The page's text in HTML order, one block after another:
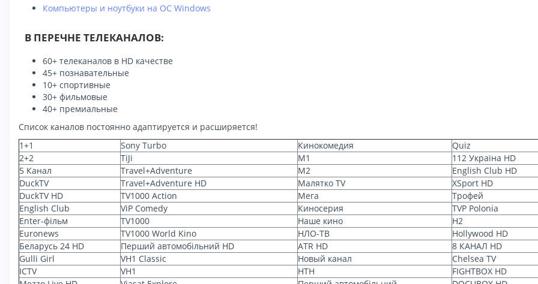
Компьютеры и ноутбуки на ОС Windows
В ПЕРЕЧНЕ ТЕЛЕКАНАЛОВ:
60+ телеканалов в HD качестве
45+ познавательные
10+ спортивные
30+ фильмовые
40+ премиальные
Список каналов постоянно адаптируется и расширяется!
1+1
Sony Turbo Кинокомедия Quiz
2+2
TiJi М1 112 Україна HD
5 Канал
Travel+Adventure М2 English Club HD
DuckTV
Travel+Adventure HD Малятко TV XSport HD
DuckTV HD
TV1000 Action Мега Трофей
English Club
ViP Comedy Киносерия TVP Polonia
Enter-фiльм
TV1000 Наше кино H2
Euronews
TV1000 World Kino НЛО-ТВ Hollywood HD
Беларусь 24 HD
Перший автомобiльний HD ATR HD 8 КАНАЛ HD
Gulli Girl
VH1 Classic Новый канал Chelsea TV
ICTV
VH1 НТН FIGHTBOX HD